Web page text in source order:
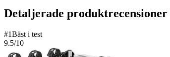
Detaljerade produktrecensioner
#1Bäst i test
9.5/10